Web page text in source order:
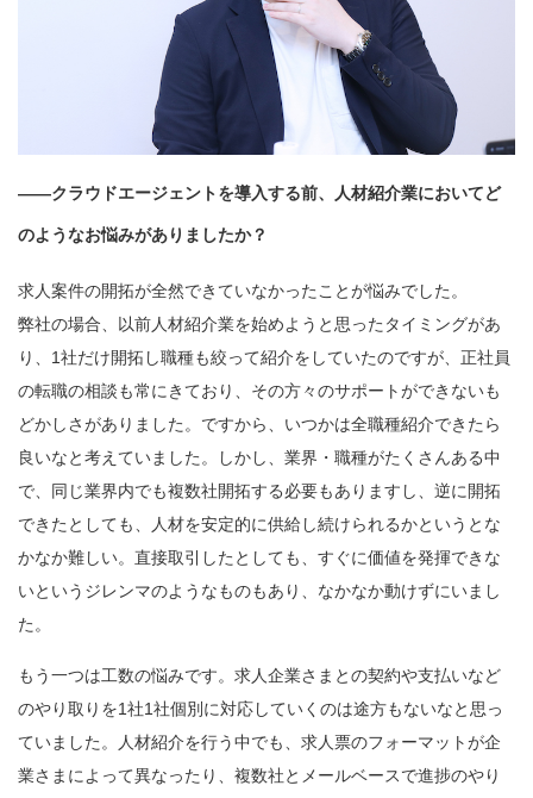
——クラウドエージェントを導入する前、人材紹介業においてど
のようなお悩みがありましたか？
求人案件の開拓が全然できていなかったことが悩みでした。
弊社の場合、以前人材紹介業を始めようと思ったタイミングがあ
り、1社だけ開拓し職種も絞って紹介をしていたのですが、正社員
の転職の相談も常にきており、その方々のサポートができないも
どかしさがありました。ですから、いつかは全職種紹介できたら
良いなと考えていました。しかし、業界・職種がたくさんある中
で、同じ業界内でも複数社開拓する必要もありますし、逆に開拓
できたとしても、人材を安定的に供給し続けられるかというとな
かなか難しい。直接取引したとしても、すぐに価値を発揮できな
いというジレンマのようなものもあり、なかなか動けずにいまし
た。
もう一つは工数の悩みです。求人企業さまとの契約や支払いなど
のやり取りを1社1社個別に対応していくのは途方もないなと思っ
ていました。人材紹介を行う中でも、求人票のフォーマットが企
業さまによって異なったり、複数社とメールベースで進捗のやり